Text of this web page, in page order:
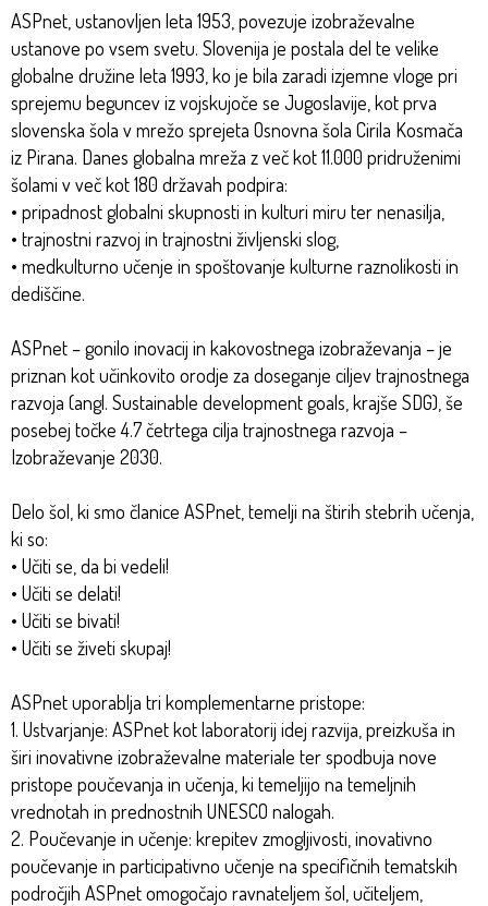
ASPnet, ustanovljen leta 1953, povezuje izobraževalne
ustanove po vsem svetu. Slovenija je postala del te velike
globalne družine leta 1993, ko je bila zaradi izjemne vloge pri
sprejemu beguncev iz vojskujoče se Jugoslavije, kot prva
slovenska šola v mrežo sprejeta Osnovna šola Cirila Kosmača
iz Pirana. Danes globalna mreža z več kot 11.000 pridruženimi
šolami v več kot 180 državah podpira:
• pripadnost globalni skupnosti in kulturi miru ter nenasilja,
• trajnostni razvoj in trajnostni življenski slog,
• medkulturno učenje in spoštovanje kulturne raznolikosti in
dediščine.
ASPnet – gonilo inovacij in kakovostnega izobraževanja – je
priznan kot učinkovito orodje za doseganje ciljev trajnostnega
razvoja (angl. Sustainable development goals, krajše SDG), še
posebej točke 4.7 četrtega cilja trajnostnega razvoja –
Izobraževanje 2030.
Delo šol, ki smo članice ASPnet, temelji na štirih stebrih učenja,
ki so:
• Učiti se, da bi vedeli!
• Učiti se delati!
• Učiti se bivati!
• Učiti se živeti skupaj!
ASPnet uporablja tri komplementarne pristope:
1. Ustvarjanje: ASPnet kot laboratorij idej razvija, preizkuša in
širi inovativne izobraževalne materiale ter spodbuja nove
pristope poučevanja in učenja, ki temeljijo na temeljnih
vrednotah in prednostnih UNESCO nalogah.
2. Poučevanje in učenje: krepitev zmogljivosti, inovativno
poučevanje in participativno učenje na specifičnih tematskih
področjih ASPnet omogočajo ravnateljem šol, učiteljem,